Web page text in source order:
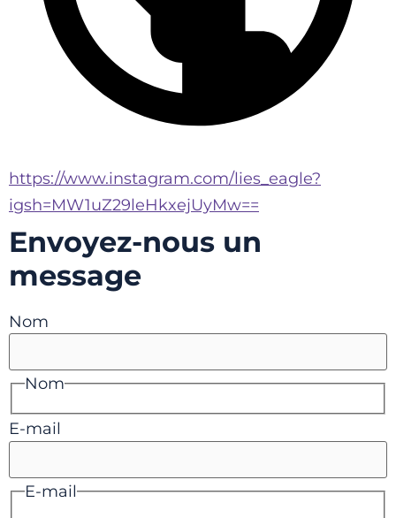
https://www.instagram.com/lies_eagle?
igsh=MW1uZ29leHkxejUyMw==
Envoyez-nous un
message
Nom
Nom
E-mail
E-mail